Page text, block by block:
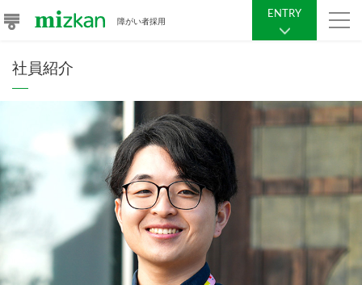
障がい者採用
ENTRY
社員紹介